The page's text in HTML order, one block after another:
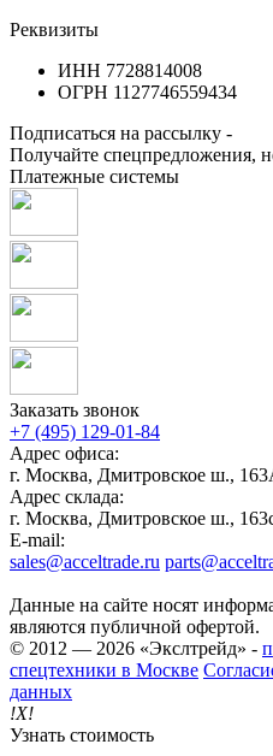
Реквизиты
ИНН 7728814008
ОГРН 1127746559434
Подписаться на рассылку -
Получайте спецпредложения,
Платежные системы
Заказать звонок
+7 (495) 129-01-84
Адрес офиса:
г. Москва, Дмитровское ш.,
Адрес склада:
г. Москва, Дмитровское ш.,
E-mail:
sales@acceltrade.ru
Данные на сайте носят
являются публичной офертой.
© 2012 — 2026 «Экслтрейд» -
спецтехники в Москве
данных
!X!
Узнать стоимость